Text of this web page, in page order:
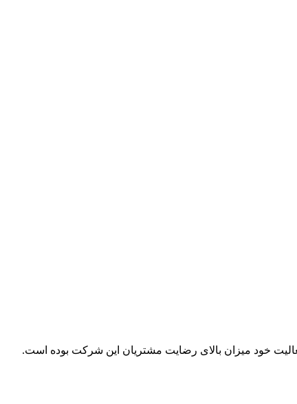
خود میزان بالای رضایت مشتریان این شرکت بوده است.